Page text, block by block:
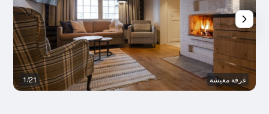
غرفة معيشة 1/21